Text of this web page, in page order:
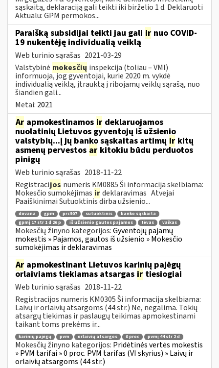
sąskaitą, deklaraciją gali teikti iki birželio 1 d. Deklaruoti
Aktualu: GPM permokos...
Paraišką subsidijai teikti jau gali ir nuo COVID-
19 nukentėję individualią veiklą
Web turinio sąrašas 2021-03-29
Valstybinė mokesčių inspekcija (toliau – VMI)
informuoja, jog gyventojai, kurie 2020 m. vykdė
individualią veiklą, įtrauktą į ribojamų veiklų sąrašą, nuo
šiandien gali...
Metai: 2021
Ar apmokestinamos ir deklaruojamos
nuolatinių Lietuvos gyventojų iš užsienio
valstybių...į jų banko sąskaitas artimų ir kitų
asmenų pervestos ar kitokiu būdu perduotos
pinigų
Web turinio sąrašas 2018-11-22
Registracijos numeris KM0885 Ši informacija skelbiama:
Mokesčio sumokėjimas irdeklaravimas Atvejai
Paaiškinimai Sutuoktinis dirba užsienio...
dovana gpm prc907 sutuoktinis
banko sąskaita
gpmį 17 str 1 d 26 p
iš užsienio gautos pajamos tėvas vaikas
Mokesčių žinyno kategorijos:Gyventojų pajamų
mokestis » Pajamos, gautos iš užsienio » Mokesčio
sumokėjimas ir deklaravimas
Ar apmokestinant Lietuvos karinių pajėgų
orlaiviams tiekiamas atsargas ir tiesiogiai
Web turinio sąrašas 2018-11-22
Registracijos numeris KM0305 Ši informacija skelbiama:
Laivų ir orlaivių atsargoms (44 str.) Ne, negalima. Tokių
atsargų tiekimas ir paslaugų teikimas apmokestinami
taikant toms prekėms ir...
karinių pajėgų pvm orlaivių atsargos 0 proc pvmį 44 str 2 d
Mokesčių žinyno kategorijos: Pridėtinės vertės mokestis
» PVM tarifai » 0 proc. PVM tarifas (VI skyrius) » Laivų ir
orlaivių atsargoms (44 str.)